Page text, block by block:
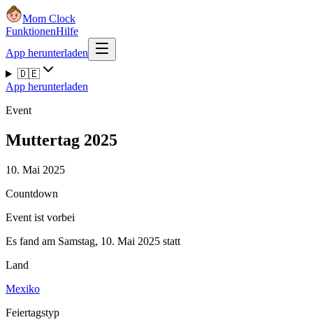
Mom Clock
FunktionenHilfe
App herunterladen
🇩🇪
App herunterladen
Event
Muttertag 2025
10. Mai 2025
Countdown
Event ist vorbei
Es fand am Samstag, 10. Mai 2025 statt
Land
Mexiko
Feiertagstyp